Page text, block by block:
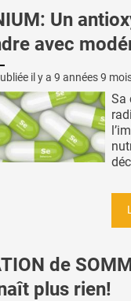
Un
avec
il y a 9 années 9
Sa
de
plus rien!